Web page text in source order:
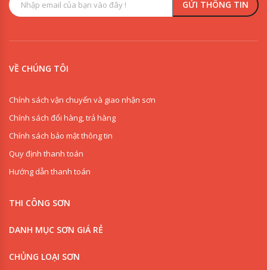
VỀ CHÚNG TÔI
Chính sách vận chuyển và giao nhận sơn
Chính sách đổi hàng, trả hàng
Chính sách bảo mật thông tin
Quy định thanh toán
Hướng dẫn thanh toán
THI CÔNG SƠN
DANH MỤC SƠN GIÁ RẺ
CHỦNG LOẠI SƠN